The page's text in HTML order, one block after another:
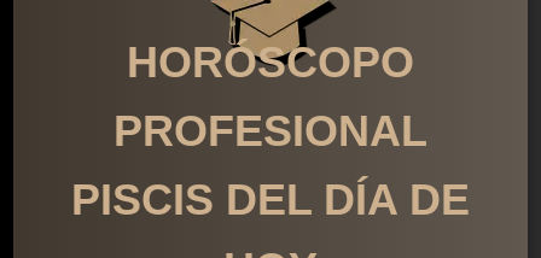
HORÓSCOPO
PROFESIONAL
PISCIS DEL DÍA DE